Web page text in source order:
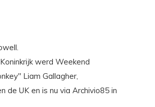
werd Weekend
Liam Gallagher,
UK en is nu via Archivio85 in